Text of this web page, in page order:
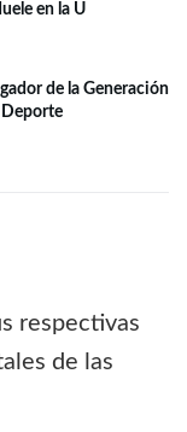
en la U
de la Generación
Deporte
respectivas
de las